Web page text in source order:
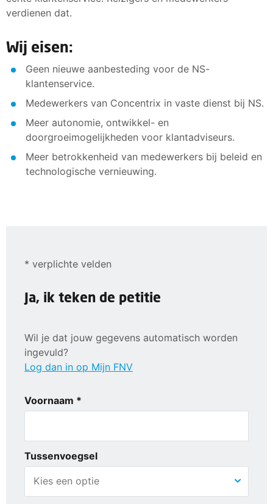
verdienen dat.
Wij eisen:
Geen nieuwe aanbesteding voor de NS-
klantenservice.
Medewerkers van Concentrix in vaste dienst bij NS.
Meer autonomie, ontwikkel- en
doorgroeimogelijkheden voor klantadviseurs.
Meer betrokkenheid van medewerkers bij beleid en
technologische vernieuwing.
* verplichte velden
Ja, ik teken de petitie
Wil je dat jouw gegevens automatisch worden
ingevuld?
Log dan in op Mijn FNV
Voornaam *
Tussenvoegsel